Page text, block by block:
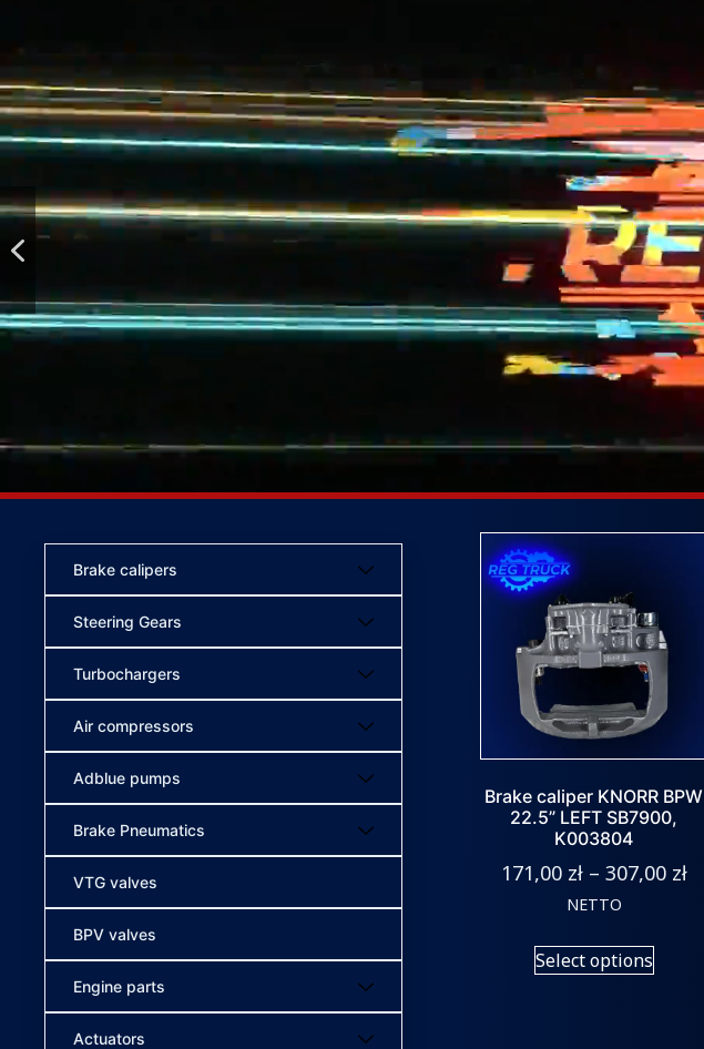
Brake calipers
Steering Gears
Turbochargers
Air compressors
Adblue pumps
Brake Pneumatics
VTG valves
BPV valves
Engine parts
Actuators
Brake caliper KNORR BPW
22.5” LEFT SB7900,
K003804
171,00 zł – 307,00 zł
NETTO
Select options